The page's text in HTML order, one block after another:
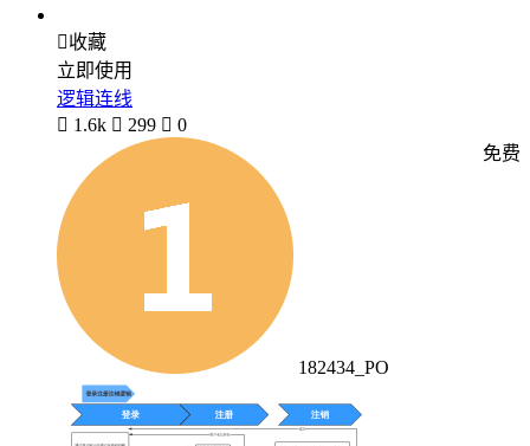
收藏
立即使用
逻辑连线
 1.6k  299  0
182434_PO
免费